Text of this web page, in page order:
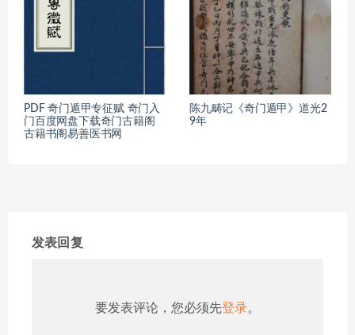
PDF 奇门遁甲专征赋 奇门入
门百度网盘下载奇门古籍阁
古籍书阁易善医书网
陈九畴记《奇门遁甲》道光2
9年
发表回复
要发表评论，您必须先登录。